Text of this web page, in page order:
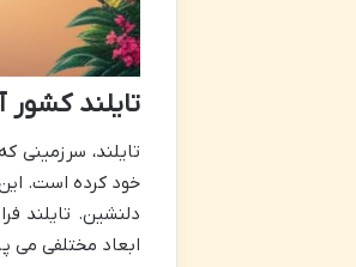
تایلند کشور
تایلند، سرزمینی
خود کرده است.
دلنشین. تایلند
ابعاد مختلفی می